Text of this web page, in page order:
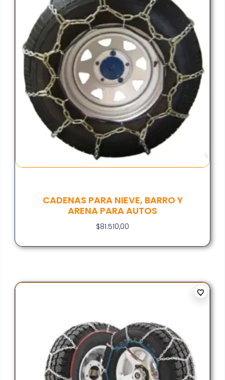
CADENAS PARA NIEVE, BARRO Y
ARENA PARA AUTOS
$81.510,00